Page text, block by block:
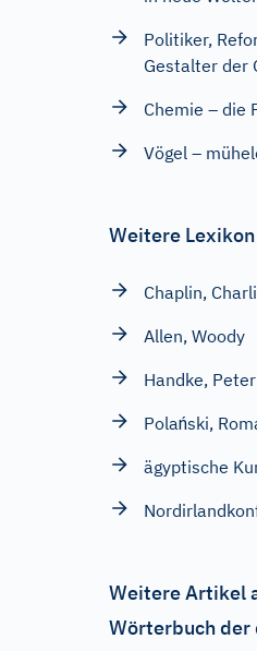
Politiker,
Gestalter der
Chemie – die
Vögel –
Weitere
Chaplin,
Allen, Woody
Handke, Peter
Polański,
ägyptische
Weitere Artikel
Wörterbuch der